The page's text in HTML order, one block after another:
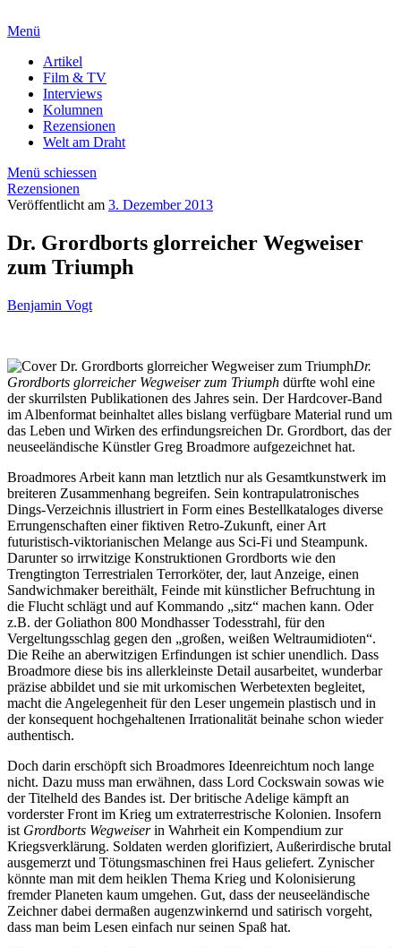
Menü
Artikel
Film & TV
Interviews
Kolumnen
Rezensionen
Welt am Draht
Menü schiessen
Rezensionen
Veröffentlicht am 3. Dezember 2013
Dr. Grordborts glorreicher Wegweiser
zum Triumph
Benjamin Vogt
Dr.
Grordborts glorreicher Wegweiser zum Triumph dürfte wohl eine
der skurrilsten Publikationen des Jahres sein. Der Hardcover-Band
im Albenformat beinhaltet alles bislang verfügbare Material rund um
das Leben und Wirken des erfindungsreichen Dr. Grordbort, das der
neuseeländische Künstler Greg Broadmore aufgezeichnet hat.
Broadmores Arbeit kann man letztlich nur als Gesamtkunstwerk im
breiteren Zusammenhang begreifen. Sein kontrapulatronisches
Dings-Verzeichnis illustriert in Form eines Bestellkataloges diverse
Errungenschaften einer fiktiven Retro-Zukunft, einer Art
futuristisch-viktorianischen Melange aus Sci-Fi und Steampunk.
Darunter so irrwitzige Konstruktionen Grordborts wie den
Trengtington Terrestrialen Terrorköter, der, laut Anzeige, einen
Sandwichmaker bereithält, Feinde mit künstlicher Befruchtung in
die Flucht schlägt und auf Kommando „sitz“ machen kann. Oder
z.B. der Goliathon 800 Mondhasser Todesstrahl, für den
Vergeltungsschlag gegen den „großen, weißen Weltraumidioten“.
Die Reihe an aberwitzigen Erfindungen ist schier unendlich. Dass
Broadmore diese bis ins allerkleinste Detail ausarbeitet, wunderbar
präzise abbildet und sie mit urkomischen Werbetexten begleitet,
macht die Angelegenheit für den Leser ungemein plastisch und in
der konsequent hochgehaltenen Irrationalität beinahe schon wieder
authentisch.
Doch darin erschöpft sich Broadmores Ideenreichtum noch lange
nicht. Dazu muss man erwähnen, dass Lord Cockswain sowas wie
der Titelheld des Bandes ist. Der britische Adelige kämpft an
vorderster Front im Krieg um extraterrestrische Kolonien. Insofern
ist Grordborts Wegweiserin Wahrheit ein Kompendium zur
Kriegsverklärung. Soldaten werden glorifiziert, Außerirdische brutal
ausgemerzt und Tötungsmaschinen frei Haus geliefert. Zynischer
könnte man mit dem heiklen Thema Krieg und Kolonisierung
fremder Planeten kaum umgehen. Gut, dass der neuseeländische
Zeichner dabei dermaßen augenzwinkernd und satirisch vorgeht,
dass man beim Lesen einfach nur seinen Spaß hat.